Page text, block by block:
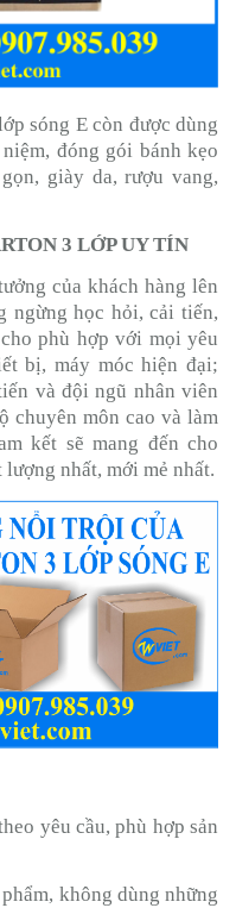
E còn được dùng
đóng gói bánh kẹo
giày da, rượu vang,
3 LỚP UY TÍN
của khách hàng lên
ngừng học hỏi, cải tiến,
phù hợp với mọi yêu
bị, máy móc hiện đại;
và đội ngũ nhân viên
chuyên môn cao và làm
kết sẽ mang đến cho
nhất, mới mẻ nhất.
yêu cầu, phù hợp sản
không dùng những